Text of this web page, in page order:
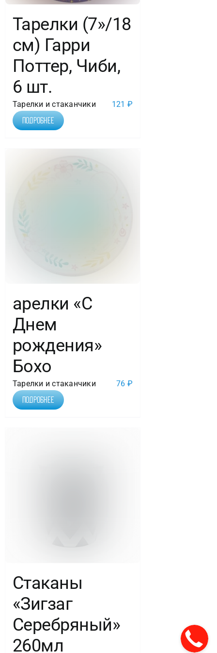
Тарелки (7»/18
см) Гарри
Поттер, Чиби,
6 шт.
Тарелки и стаканчики 121 ₽
Подробнее
арелки «С
Днем
рождения»
Бохо
Тарелки и стаканчики 76 ₽
Подробнее
Стаканы
«Зигзаг
Серебряный»
260мл